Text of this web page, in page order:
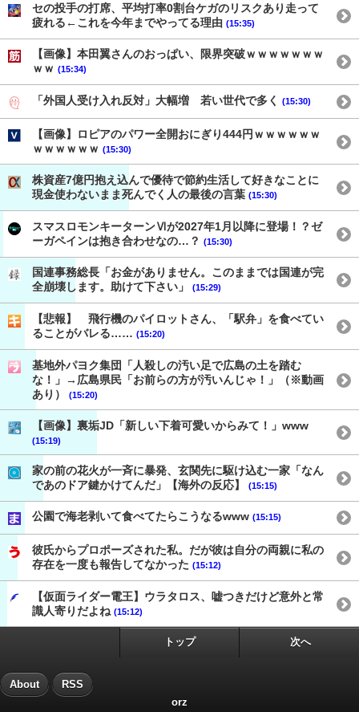
セの投手の打席、平均打率0割台ケガのリスクあり走って
疲れる←これを今年までやってる理由 (15:35)
【画像】本田翼さんのおっぱい、限界突破ｗｗｗｗｗｗｗ
ｗｗ (15:34)
「外国人受け入れ反対」大幅増 若い世代で多く (15:30)
【画像】ロピアのパワー全開おにぎり444円ｗｗｗｗｗｗ
ｗｗｗｗｗｗ (15:30)
株資産7億円抱え込んで優待で節約生活して好きなことに
現金使わないまま死んでく人の最後の言葉 (15:30)
スマスロモンキーターンⅥが2027年1月以降に登場！？ゼ
ーガペインは抱き合わせなの…？ (15:30)
国連事務総長「お金がありません。このままでは国連が完
全崩壊します。助けて下さい」
(15:29)
【悲報】 飛行機のパイロットさん、「駅弁」を食べてい
ることがバレる…… (15:20)
基地外パヨク集団「人殺しの汚い足で広島の土を踏む
な！」→広島県民「お前らの方が汚いんじゃ！」（※動画
あり）
(15:20)
【画像】裏垢JD「新しい下着可愛いからみて！」www
(15:19)
家の前の花火が一斉に暴発、玄関先に駆け込む一家「なん
であのドア鍵かけてんだ」【海外の反応】
(15:15)
公園で海老剥いて食べてたらこうなるwww (15:15)
彼氏からプロポーズされた私。だが彼は自分の両親に私の
存在を一度も報告してなかった (15:12)
【仮面ライダー電王】ウラタロス、嘘つきだけど意外と常
識人寄りだよね (15:12)
トップ 次へ
About RSS
orz